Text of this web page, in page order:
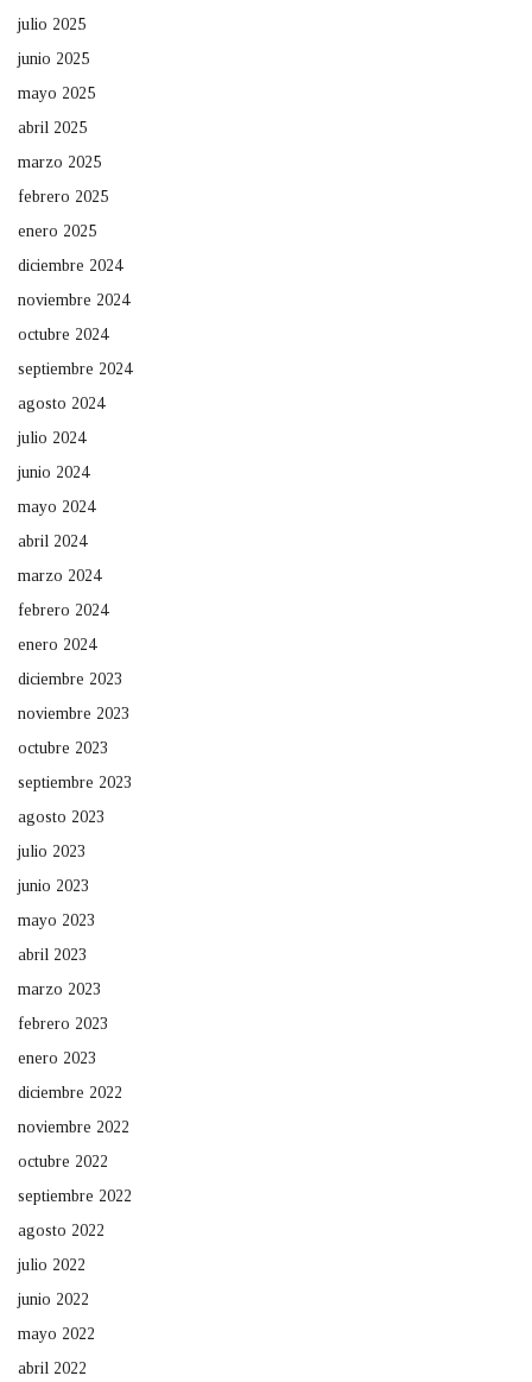
julio 2025
junio 2025
mayo 2025
abril 2025
marzo 2025
febrero 2025
enero 2025
diciembre 2024
noviembre 2024
octubre 2024
septiembre 2024
agosto 2024
julio 2024
junio 2024
mayo 2024
abril 2024
marzo 2024
febrero 2024
enero 2024
diciembre 2023
noviembre 2023
octubre 2023
septiembre 2023
agosto 2023
julio 2023
junio 2023
mayo 2023
abril 2023
marzo 2023
febrero 2023
enero 2023
diciembre 2022
noviembre 2022
octubre 2022
septiembre 2022
agosto 2022
julio 2022
junio 2022
mayo 2022
abril 2022